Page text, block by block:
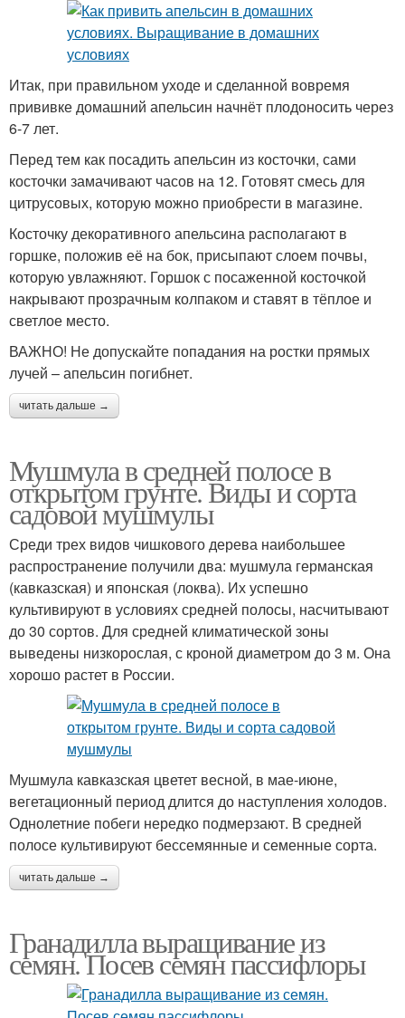
Итак, при правильном уходе и сделанной вовремя
прививке домашний апельсин начнёт плодоносить через
6-7 лет.
Перед тем как посадить апельсин из косточки, сами
косточки замачивают часов на 12. Готовят смесь для
цитрусовых, которую можно приобрести в магазине.
Косточку декоративного апельсина располагают в
горшке, положив её на бок, присыпают слоем почвы,
которую увлажняют. Горшок с посаженной косточкой
накрывают прозрачным колпаком и ставят в тёплое и
светлое место.
ВАЖНО! Не допускайте попадания на ростки прямых
лучей – апельсин погибнет.
читать дальше →
Мушмула в средней полосе в
открытом грунте. Виды и сорта
садовой мушмулы
Среди трех видов чишкового дерева наибольшее
распространение получили два: мушмула германская
(кавказская) и японская (локва). Их успешно
культивируют в условиях средней полосы, насчитывают
до 30 сортов. Для средней климатической зоны
выведены низкорослая, с кроной диаметром до 3 м. Она
хорошо растет в России.
Мушмула кавказская цветет весной, в мае-июне,
вегетационный период длится до наступления холодов.
Однолетние побеги нередко подмерзают. В средней
полосе культивируют бессемянные и семенные сорта.
читать дальше →
Гранадилла выращивание из
семян. Посев семян пассифлоры